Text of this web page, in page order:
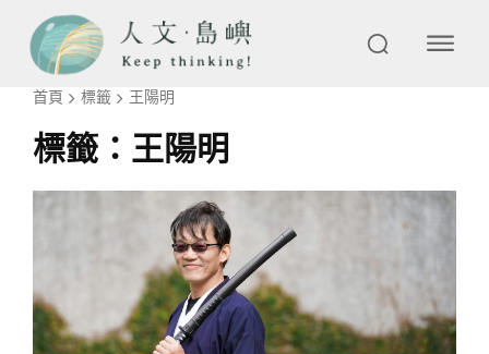
首頁 標籤 王陽明
標籤： 王陽明